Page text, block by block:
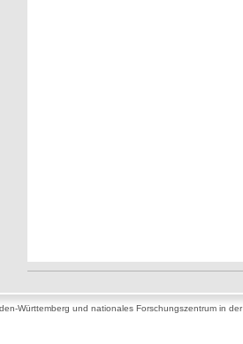
Württemberg und nationales Forschungszentrum in